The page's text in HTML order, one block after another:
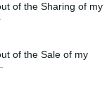
or usage behaviour.
to Google and its
specified
of the Sharing of my
of the Sale of my